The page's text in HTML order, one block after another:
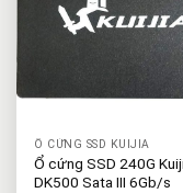
Ổ CỨNG SSD KUIJIA
Ổ cứng SSD 240G
DK500 Sata III 6Gb/s